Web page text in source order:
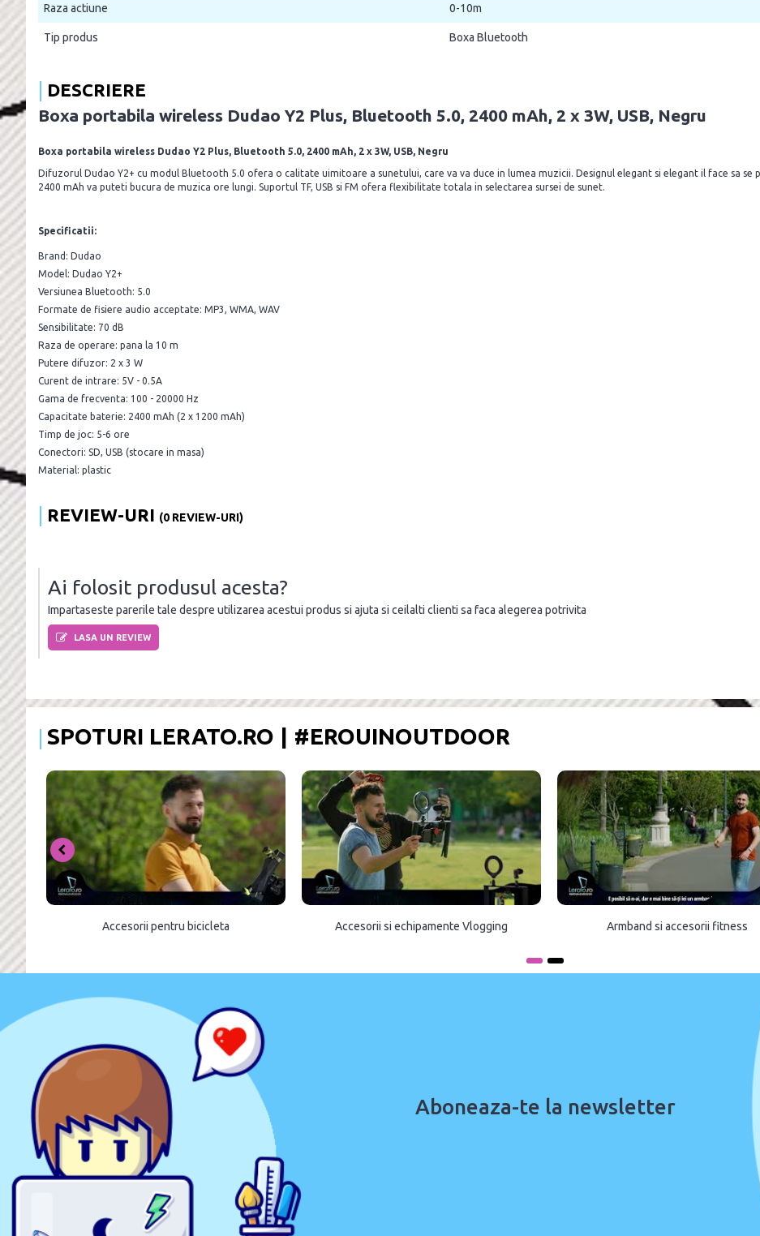
Raza actiune 0-10m
Tip produs Boxa Bluetooth
DESCRIERE
Boxa portabila wireless Dudao Y2 Plus, Bluetooth 5.0, 2400 mAh, 2 x 3W, USB, Negru
Boxa portabila wireless Dudao Y2 Plus, Bluetooth 5.0, 2400 mAh, 2 x 3W, USB, Negru
Difuzorul Dudao Y2+ cu modul Bluetooth 5.0 ofera o calitate uimitoare a sunetului, care va va duce in lumea muzicii. Designul elegant si elegant il face sa
2400 mAh va puteti bucura de muzica ore lungi. Suportul TF, USB si FM ofera flexibilitate totala in selectarea sursei de sunet.
Specificatii:
Brand: Dudao
Model: Dudao Y2+
Versiunea Bluetooth: 5.0
Formate de fisiere audio acceptate: MP3, WMA, WAV
Sensibilitate: 70 dB
Raza de operare: pana la 10 m
Putere difuzor: 2 x 3 W
Curent de intrare: 5V - 0.5A
Gama de frecventa: 100 - 20000 Hz
Capacitate baterie: 2400 mAh (2 x 1200 mAh)
Timp de joc: 5-6 ore
Conectori: SD, USB (stocare in masa)
Material: plastic
REVIEW-URI (0 REVIEW-URI)
Ai folosit produsul acesta?
Impartaseste parerile tale despre utilizarea acestui produs si ajuta si ceilalti clienti sa faca alegerea potrivita
LASA UN REVIEW
SPOTURI LERATO.RO | #EROUINOUTDOOR
Accesorii pentru bicicleta Accesorii si echipamente Vlogging Armband si accesorii fitness
Aboneaza-te la newsletter